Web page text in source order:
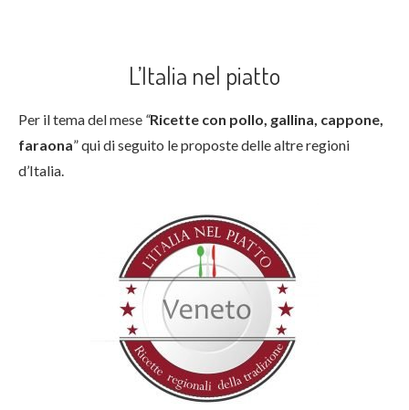
L’Italia nel piatto
Per il tema del mese “Ricette con pollo, gallina, cappone,
faraona” qui di seguito le proposte delle altre regioni
d’Italia.